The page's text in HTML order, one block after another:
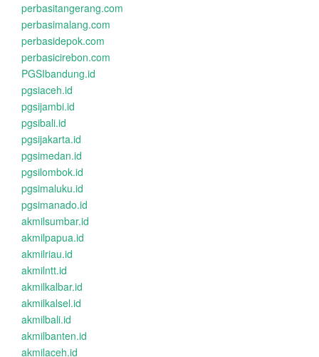
perbasitangerang.com
perbasimalang.com
perbasidepok.com
perbasicirebon.com
PGSIbandung.id
pgsiaceh.id
pgsijambi.id
pgsibali.id
pgsijakarta.id
pgsimedan.id
pgsilombok.id
pgsimaluku.id
pgsimanado.id
akmilsumbar.id
akmilpapua.id
akmilriau.id
akmilntt.id
akmilkalbar.id
akmilkalsel.id
akmilbali.id
akmilbanten.id
akmilaceh.id